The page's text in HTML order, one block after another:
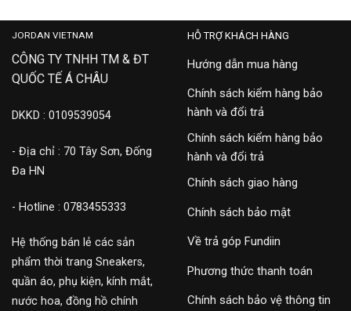
JORDAN VIETNAM
CÔNG TY TNHH TM & ĐT
QUỐC TẾ Á CHÂU
DKKD : 0109539054
- Địa chỉ : 70 Tây Sơn, Đống
Đa HN
- Hotline : 0783455333
Hệ thống bán lẻ các sản
phẩm thời trang Sneakers,
quần áo, phụ kiện, kính mắt,
nước hoa, đồng hồ chính
HỖ TRỢ KHÁCH HÀNG
Hướng dẫn mua hàng
Chính sách kiểm hàng bảo
hành và đổi trả
Chính sách kiểm hàng bảo
hành và đổi trả
Chính sách giao hàng
Chính sách bảo mật
Về trả góp Fundiin
Phương thức thanh toán
Chính sách bảo vệ thông tin